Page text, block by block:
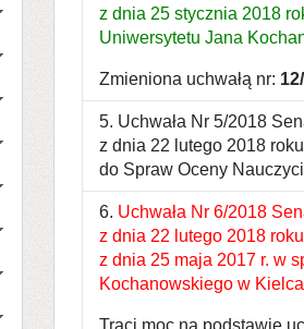
z dnia 25 stycznia 2018
Uniwersytetu Jana
Zmieniona uchwałą nr:
5. Uchwała Nr 5/2018
z dnia 22 lutego 2018
do Spraw Oceny
6. Uchwała Nr 6/2018
z dnia 22 lutego 2018
z dnia 25 maja 2017 r. w
Kochanowskiego w
Traci moc na podstawie